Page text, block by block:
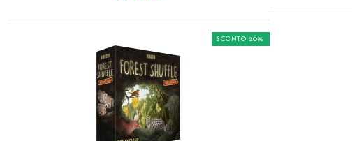
SCONTO 20%